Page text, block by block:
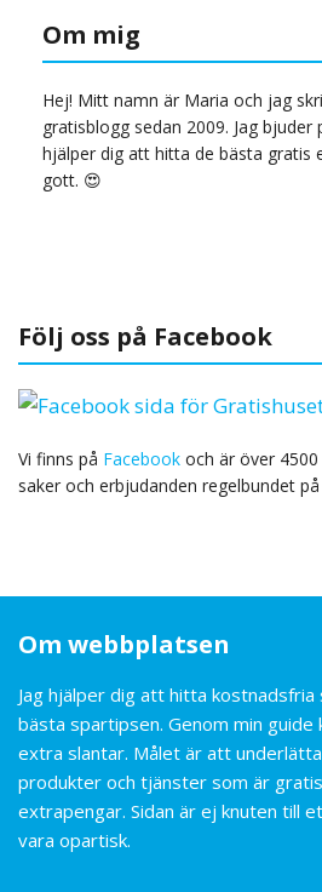
Om mig
Hej! Mitt namn är Maria och jag
gratisblogg sedan 2009. Jag
hjälper dig att hitta de bästa gratis
gott. 😍
Följ oss på Facebook
Vi finns på Facebook och är över
saker och erbjudanden regelbundet
Om webbplatsen
Jag hjälper dig att hitta
bästa spartipsen. Genom min guide
extra slantar. Målet är att
produkter och tjänster som är
extrapengar. Sidan är ej knuten till
vara opartisk.